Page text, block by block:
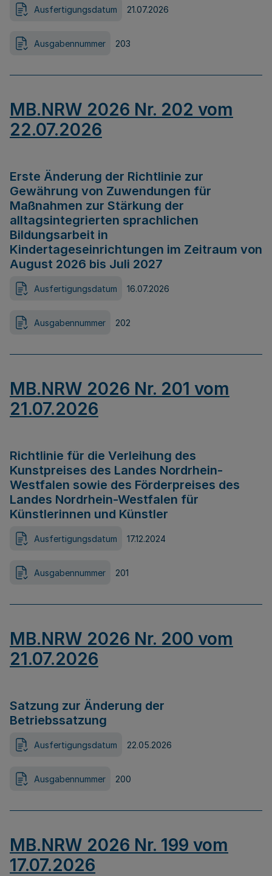
Ausfertigungsdatum 21.07.2026
Ausgabennummer 203
MB.NRW 2026 Nr. 202 vom
22.07.2026
Erste Änderung der Richtlinie zur
Gewährung von Zuwendungen für
Maßnahmen zur Stärkung der
alltagsintegrierten sprachlichen
Bildungsarbeit in
Kindertageseinrichtungen im Zeitraum von
August 2026 bis Juli 2027
Ausfertigungsdatum 16.07.2026
Ausgabennummer 202
MB.NRW 2026 Nr. 201 vom
21.07.2026
Richtlinie für die Verleihung des
Kunstpreises des Landes Nordrhein-
Westfalen sowie des Förderpreises des
Landes Nordrhein-Westfalen für
Künstlerinnen und Künstler
Ausfertigungsdatum 17.12.2024
Ausgabennummer 201
MB.NRW 2026 Nr. 200 vom
21.07.2026
Satzung zur Änderung der
Betriebssatzung
Ausfertigungsdatum 22.05.2026
Ausgabennummer 200
MB.NRW 2026 Nr. 199 vom
17.07.2026